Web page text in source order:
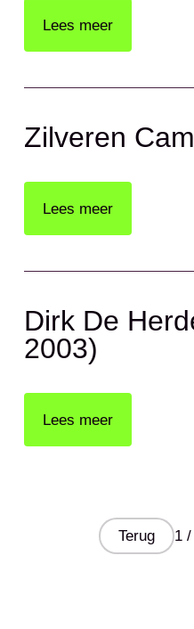
Lees meer
Zilveren
Lees meer
Dirk De
2003)
Lees meer
Terug 1